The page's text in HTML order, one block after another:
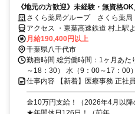
《地元の方歓迎》未経験・無資格
126日（前年度実績）／平均有休取
さくら薬局グループ さくら薬
アクセス ・東葉高速鉄道 村上駅
月給190,400円以上
千葉県八千代市
勤務時間 総労働時間：1ヶ月あ
～18：30） 水（9：00～17：00
仕事内容 【新着】医療事務 正社
―――――――――――――――― ★こ
金10万円支給！（2026年4月以降